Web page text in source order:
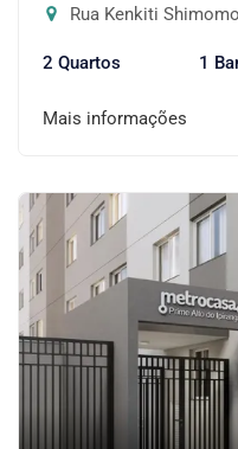
Rua Kenkiti
2 Quartos 1
Mais informações